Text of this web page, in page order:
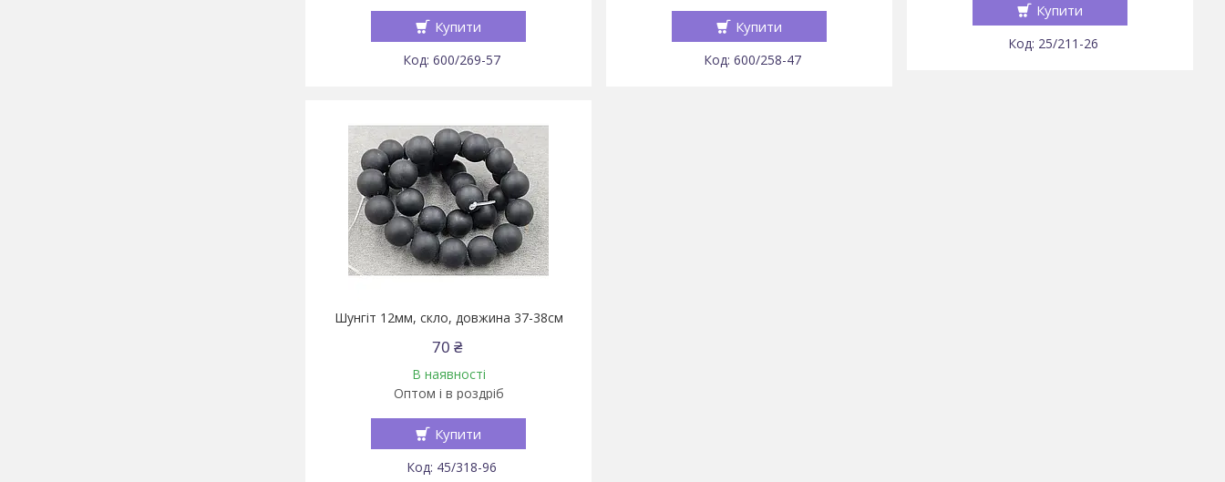
Купити
600/269-57
Купити
600/258-47
Купити
25/211-26
Шунгіт 12мм, скло, довжина 37-38см
70 ₴
В наявності
Оптом і в роздріб
Купити
45/318-96